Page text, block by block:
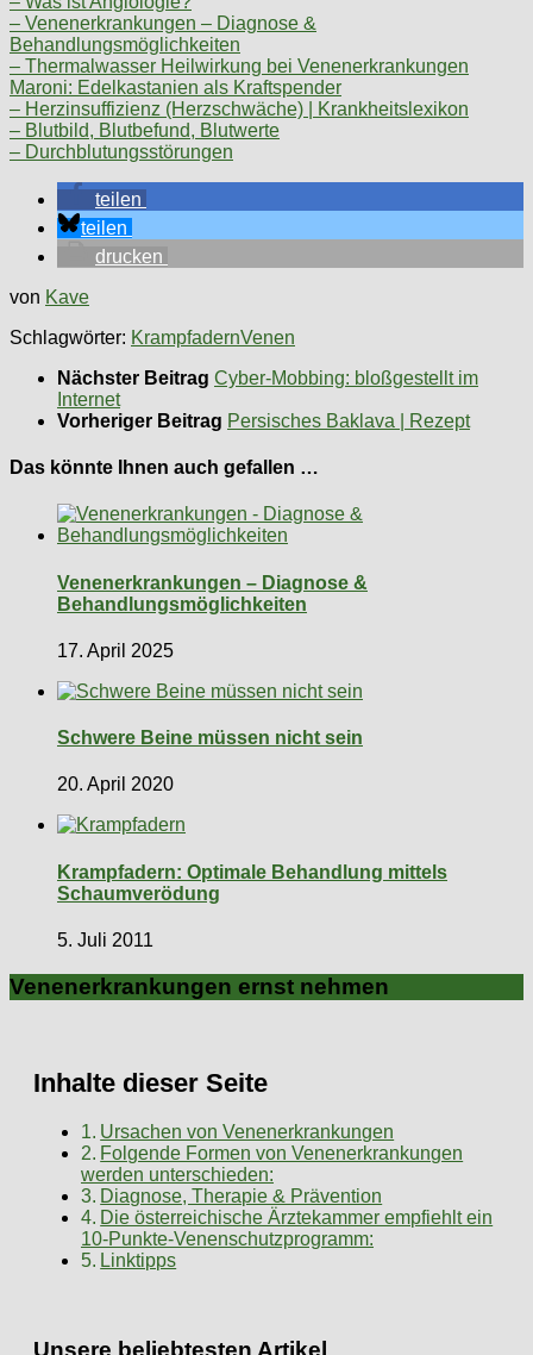
– Venenerkrankungen – Diagnose &
Behandlungsmöglichkeiten
– Thermalwasser Heilwirkung bei Venenerkrankungen
Maroni: Edelkastanien als Kraftspender
– Herzinsuffizienz (Herzschwäche) | Krankheitslexikon
– Blutbild, Blutbefund, Blutwerte
– Durchblutungsstörungen
teilen
teilen
drucken
von Kave
Schlagwörter: KrampfadernVenen
Nächster Beitrag Cyber-Mobbing: bloßgestellt im
Internet
Vorheriger Beitrag Persisches Baklava | Rezept
Das könnte Ihnen auch gefallen …
Venenerkrankungen – Diagnose &
Behandlungsmöglichkeiten
17. April 2025
Schwere Beine müssen nicht sein
20. April 2020
Krampfadern: Optimale Behandlung mittels
Schaumverödung
5. Juli 2011
Venenerkrankungen ernst nehmen
Inhalte dieser Seite
Ursachen von Venenerkrankungen
Folgende Formen von Venenerkrankungen
werden unterschieden:
Diagnose, Therapie & Prävention
Die österreichische Ärztekammer empfiehlt ein
10-Punkte-Venenschutzprogramm:
Linktipps
Unsere beliebtesten Artikel